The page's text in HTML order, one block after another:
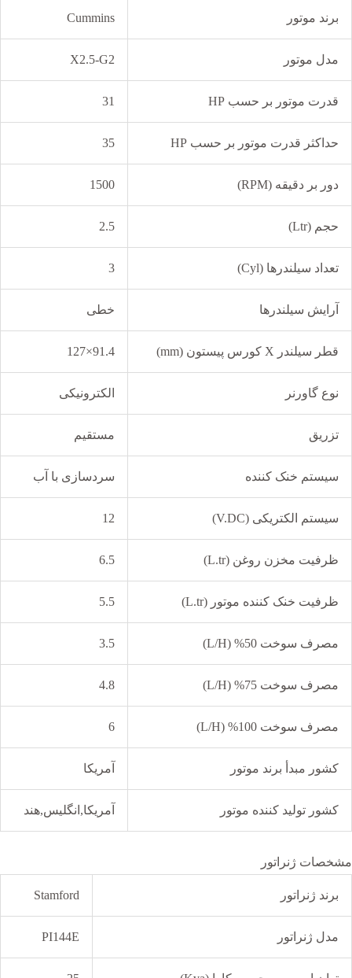
برند موتور Cummins
مدل موتور X2.5-G2
قدرت موتور بر حسب HP 31
حداکثر قدرت موتور بر حسب HP 35
دور بر دقیقه (RPM) 1500
حجم (Ltr) 2.5
تعداد سیلندرها (Cyl) 3
آرایش سیلندرها خطی
قطر سیلندر X کورس پیستون (mm) 91.4×127
نوع گاورنر الکترونیکی
تزریق مستقیم
سیستم خنک کننده سردسازی با آب
سیستم الکتریکی (V.DC) 12
ظرفیت مخزن روغن (L.tr) 6.5
ظرفیت خنک کننده موتور (L.tr) 5.5
مصرف سوخت 50% (L/H) 3.5
مصرف سوخت 75% (L/H) 4.8
مصرف سوخت 100% (L/H) 6
کشور مبدأ برند موتور آمریکا
کشور تولید کننده موتور آمریکا,انگلیس,هند
مشخصات ژنراتور
برند ژنراتور Stamford
مدل ژنراتور PI144E